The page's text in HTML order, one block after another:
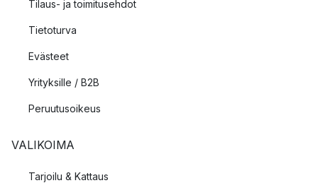
Tilaus- ja toimitusehdot
Tietoturva
Evästeet
Yrityksille / B2B
Peruutusoikeus
VALIKOIMA
Tarjoilu & Kattaus